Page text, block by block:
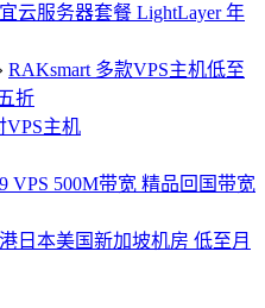
云服务器套餐 LightLayer 年
RAKsmart 多款VPS主机低至
折
VPS主机
VPS 500M带宽 精品回国带宽
日本美国新加坡机房 低至月